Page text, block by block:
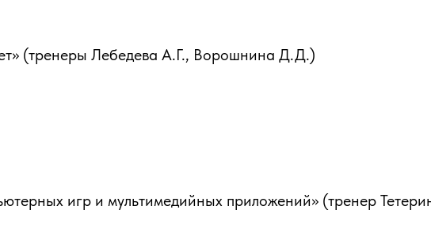
(тренеры Лебедева А.Г., Ворошнина Д.Д.)
игр и мультимедийных приложений» (тренер